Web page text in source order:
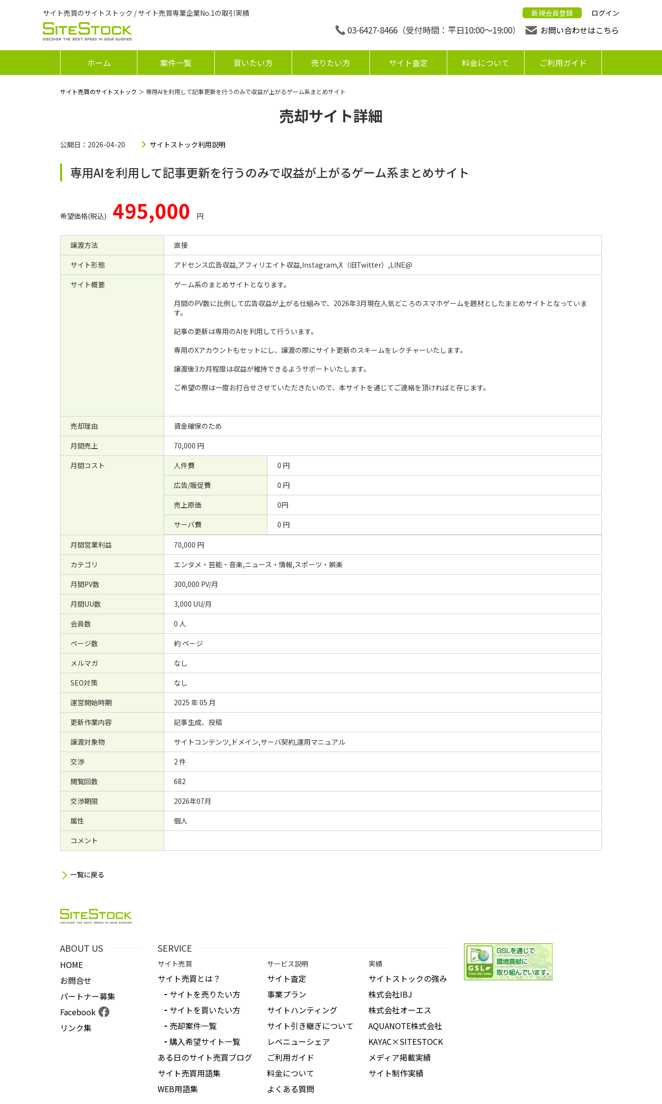
サイト売買のサイトストック / サイト売買専業企業No.1の取引実績 新規会員登録 ログイン
03-6427-8466 （受付時間：平日10:00〜19:00） お問い合わせはこちら
ホーム 案件一覧 買いたい方 売りたい方 サイト査定 料金について ご利用ガイド
サイト売買のサイトストック ＞ 専用AIを利用して記事更新を行うのみで収益が上がるゲーム系まとめサイト
売却サイト詳細
公開日：2026-04-20 サイトストック利用説明
専用AIを利用して記事更新を行うのみで収益が上がるゲーム系まとめサイト
希望価格(税込) 495,000 円
譲渡方法
直接
サイト形態
アドセンス広告収益,アフィリエイト収益,Instagram,X（旧Twitter）,LINE@
サイト概要
ゲーム系のまとめサイトとなります。
月間のPV数に比例して広告収益が上がる仕組みで、2026年3月現在人気どころのスマホゲームを題材としたまとめサイトとなっていま
す。
記事の更新は専用のAIを利用して行ういます。
専用のXアカウントもセットにし、譲渡の際にサイト更新のスキームをレクチャーいたします。
譲渡後3カ月程度は収益が維持できるようサポートいたします。
ご希望の際は一度お打合せさせていただきたいので、本サイトを通じてご連絡を頂ければと存じます。
売却理由
資金確保のため
月間売上
70,000 円
月間コスト
人件費
0 円
広告/販促費
0 円
売上原価
0円
サーバ費
0 円
月間営業利益
70,000 円
カテゴリ
エンタメ・芸能・音楽,ニュース・情報,スポーツ・娯楽
月間PV数
300,000 PV/月
月間UU数
3,000 UU/月
会員数
0 人
ページ数
約 ページ
メルマガ
なし
SEO対策
なし
運営開始時期
2025 年 05 月
更新作業内容
記事生成、投稿
譲渡対象物
サイトコンテンツ,ドメイン,サーバ契約,運用マニュアル
交渉
2 件
閲覧回数
682
交渉期限
2026年07月
属性
個人
コメント
一覧に戻る
ABOUT US
HOME
お問合せ
パートナー募集
Facebook
リンク集
SERVICE
サイト売買
サイト売買とは？
サイトを売りたい方
サイトを買いたい方
売却案件一覧
購入希望サイト一覧
ある日のサイト売買ブログ
サイト売買用語集
WEB用語集
サービス説明
サイト査定
事業プラン
サイトハンティング
サイト引き継ぎについて
レベニューシェア
ご利用ガイド
料金について
よくある質問
実績
サイトストックの強み
株式会社IBJ
株式会社オーエス
AQUANOTE株式会社
KAYAC×SITESTOCK
メディア掲載実績
サイト制作実績